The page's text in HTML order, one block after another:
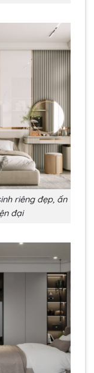
riêng đẹp, ấn
đại